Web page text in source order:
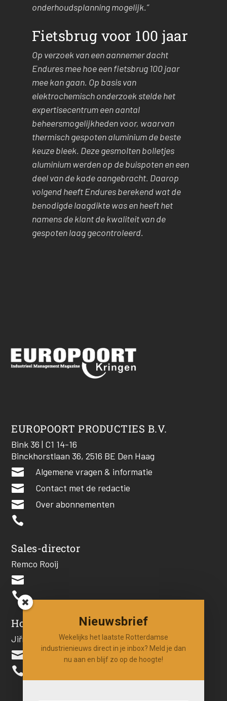
onderhoudsplanning mogelijk.”
Fietsbrug voor 100 jaar
Op verzoek van een aannemer dacht
Endures mee hoe een fietsbrug 100 jaar
mee kan gaan. Op basis van
elektrochemisch onderzoek stelde het
expertisecentrum een aantal
beheersmogelijkheden voor, waarvan
thermisch gespoten aluminium de beste
keuze bleek. Deze gesmolten bolletjes
aluminium werden op de buispoten en een
deel van de kade aangebracht. Daarop
volgend heeft Endures berekend wat de
benodigde laagdikte was en heeft het
namens de klant de kwaliteit van de
gespoten laag gecontroleerd.
EUROPOORT PRODUCTIES B.V.
Bink 36 | C1 14-16
Binckhorstlaan 36, 2516 BE Den Haag
 Algemene vragen & informatie
 Contact met de redactie
 Over abonnementen

Sales-director
Remco Rooij


Hoofdredacteur
Jiří Hartog


Nieuwsbrief
Wekelijks het laatste Rotterdamse
industrienieuws direct in je inbox? Meld je dan
nu aan en blijf zo op de hoogte!